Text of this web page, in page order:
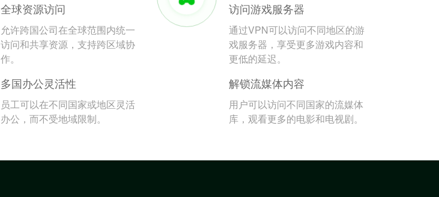
全球资源访问
允许跨国公司在全球范围内统一
访问和共享资源，支持跨区域协
作。
多国办公灵活性
员工可以在不同国家或地区灵活
办公，而不受地域限制。
访问游戏服务器
通过VPN可以访问不同地区的游
戏服务器，享受更多游戏内容和
更低的延迟。
解锁流媒体内容
用户可以访问不同国家的流媒体
库，观看更多的电影和电视剧。